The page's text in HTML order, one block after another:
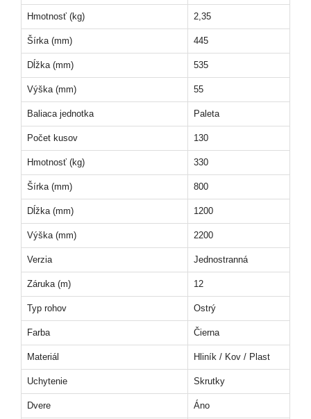
Hmotnosť (kg) 2,35
Šírka (mm) 445
Dĺžka (mm) 535
Výška (mm) 55
Baliaca jednotka Paleta
Počet kusov 130
Hmotnosť (kg) 330
Šírka (mm) 800
Dĺžka (mm) 1200
Výška (mm) 2200
Verzia Jednostranná
Záruka (m) 12
Typ rohov Ostrý
Farba Čierna
Materiál Hliník / Kov / Plast
Uchytenie Skrutky
Dvere Áno